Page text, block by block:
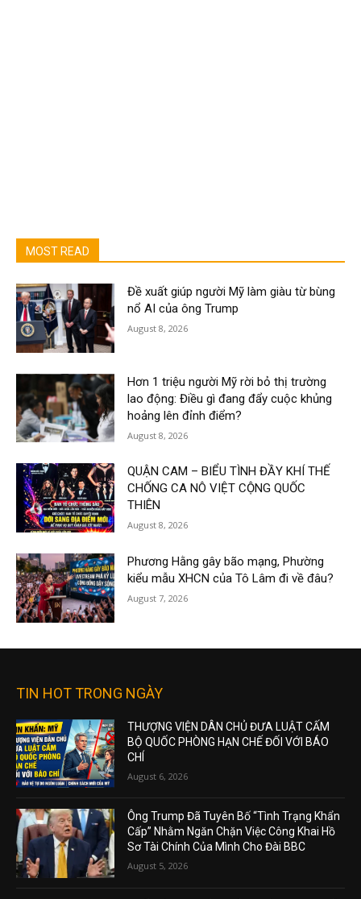
MOST READ
Đề xuất giúp người Mỹ làm giàu từ bùng
nổ AI của ông Trump
August 8, 2026
Hơn 1 triệu người Mỹ rời bỏ thị trường
lao động: Điều gì đang đẩy cuộc khủng
hoảng lên đỉnh điểm?
August 8, 2026
QUẬN CAM – BIỂU TÌNH ĐẦY KHÍ THẾ
CHỐNG CA NÔ VIỆT CỘNG QUỐC
THIÊN
August 8, 2026
Phương Hằng gây bão mạng, Phường
kiểu mẫu XHCN của Tô Lâm đi về đâu?
August 7, 2026
TIN HOT TRONG NGÀY
THƯỢNG VIỆN DÂN CHỦ ĐƯA LUẬT CẤM
BỘ QUỐC PHÒNG HẠN CHẾ ĐỐI VỚI BÁO
CHÍ
August 6, 2026
Ông Trump Đã Tuyên Bố “Tình Trạng Khẩn
Cấp” Nhằm Ngăn Chặn Việc Công Khai Hồ
Sơ Tài Chính Của Mình Cho Đài BBC
August 5, 2026